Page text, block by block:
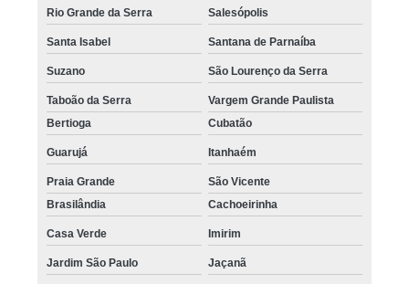
Rio Grande da Serra Salesópolis
Santa Isabel Santana de Parnaíba
Suzano São Lourenço da Serra
Taboão da Serra
Vargem Grande Paulista
Bertioga
Cubatão
Guarujá Itanhaém
Praia Grande
São Vicente
Brasilândia
Cachoeirinha
Casa Verde Imirim
Jardim São Paulo Jaçanã